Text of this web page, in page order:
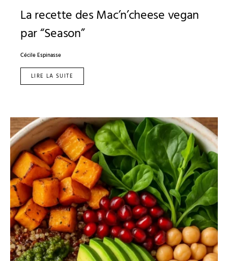
La recette des Mac’n’cheese vegan
par “Season”
Cécile Espinasse
LIRE LA SUITE